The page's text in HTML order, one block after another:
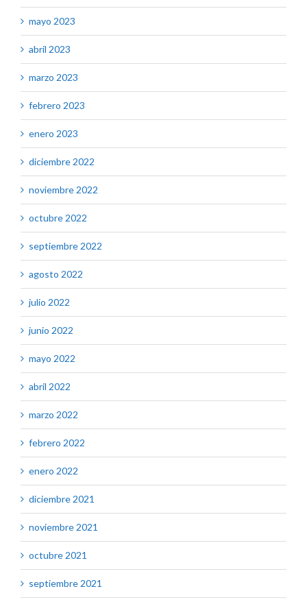
mayo 2023
abril 2023
marzo 2023
febrero 2023
enero 2023
diciembre 2022
noviembre 2022
octubre 2022
septiembre 2022
agosto 2022
julio 2022
junio 2022
mayo 2022
abril 2022
marzo 2022
febrero 2022
enero 2022
diciembre 2021
noviembre 2021
octubre 2021
septiembre 2021